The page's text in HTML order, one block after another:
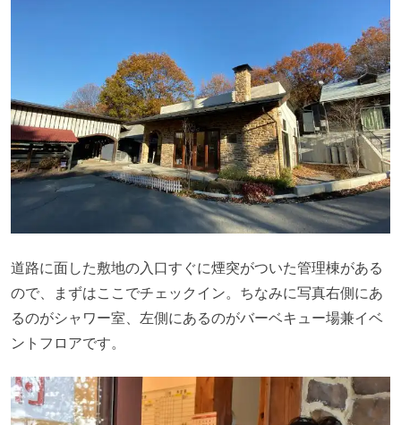
道路に面した敷地の入口すぐに煙突がついた管理棟がある
ので、まずはここでチェックイン。ちなみに写真右側にあ
るのがシャワー室、左側にあるのがバーベキュー場兼イベ
ントフロアです。